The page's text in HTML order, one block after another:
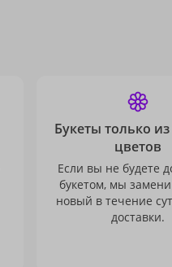
Букеты только
цветов
Если вы не будете
букетом, мы
новый в течение
доставки.